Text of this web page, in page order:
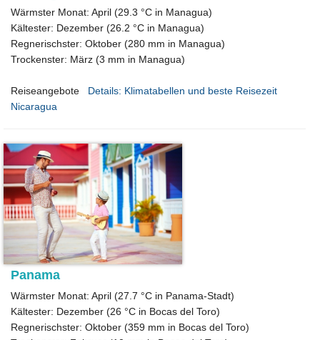
Wärmster Monat: April (29.3 °C in Managua)
Kältester: Dezember (26.2 °C in Managua)
Regnerischster: Oktober (280 mm in Managua)
Trockenster: März (3 mm in Managua)
Reiseangebote
Details: Klimatabellen und beste Reisezeit
Nicaragua
Panama
Wärmster Monat: April (27.7 °C in Panama-Stadt)
Kältester: Dezember (26 °C in Bocas del Toro)
Regnerischster: Oktober (359 mm in Bocas del Toro)